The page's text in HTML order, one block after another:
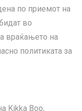
по приемот на
во
враќањето на
политиката за
Kikka Boo,